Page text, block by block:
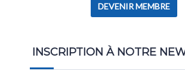
DEVENIR MEMBRE
INSCRIPTION À NOTRE